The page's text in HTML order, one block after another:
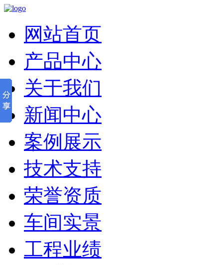
网站首页
产品中心
关于我们
新闻中心
案例展示
技术支持
荣誉资质
车间实景
工程业绩